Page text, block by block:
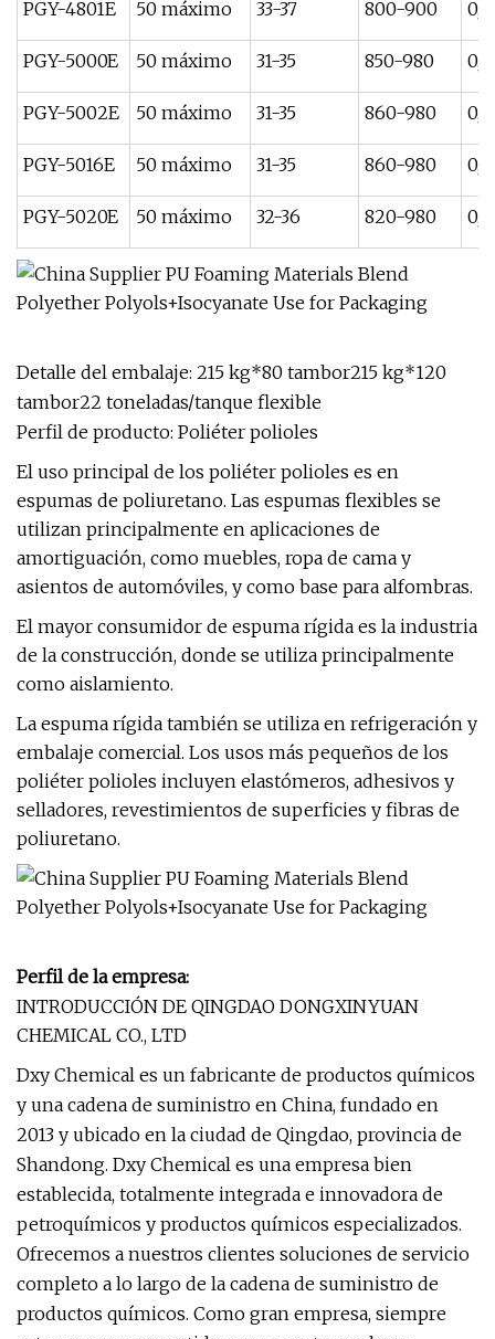
PGY-4801E 50 máximo 33-37 800-900
PGY-5000E 50 máximo 31-35 850-980
PGY-5002E 50 máximo 31-35 860-980
PGY-5016E 50 máximo 31-35 860-980
PGY-5020E 50 máximo 32-36 820-980
Detalle del embalaje: 215 kg*80 tambor215 kg*120
tambor22 toneladas/tanque flexible
Perfil de producto: Poliéter polioles
El uso principal de los poliéter polioles es en
espumas de poliuretano. Las espumas flexibles se
utilizan principalmente en aplicaciones de
amortiguación, como muebles, ropa de cama y
asientos de automóviles, y como base para alfombras.
El mayor consumidor de espuma rígida es la industria
de la construcción, donde se utiliza principalmente
como aislamiento.
La espuma rígida también se utiliza en refrigeración y
embalaje comercial. Los usos más pequeños de los
poliéter polioles incluyen elastómeros, adhesivos y
selladores, revestimientos de superficies y fibras de
poliuretano.
Perfil de la empresa:
INTRODUCCIÓN DE QINGDAO DONGXINYUAN
CHEMICAL CO., LTD
Dxy Chemical es un fabricante de productos químicos
y una cadena de suministro en China, fundado en
2013 y ubicado en la ciudad de Qingdao, provincia de
Shandong. Dxy Chemical es una empresa bien
establecida, totalmente integrada e innovadora de
petroquímicos y productos químicos especializados.
Ofrecemos a nuestros clientes soluciones de servicio
completo a lo largo de la cadena de suministro de
productos químicos. Como gran empresa, siempre